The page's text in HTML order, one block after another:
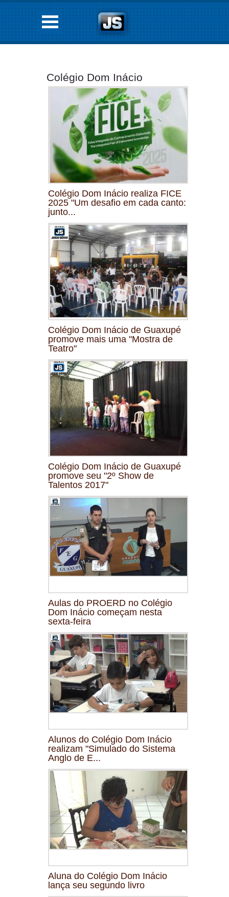
Colégio Dom Inácio
Colégio Dom Inácio realiza FICE
2025 "Um desafio em cada canto:
junto...
Colégio Dom Inácio de Guaxupé
promove mais uma "Mostra de
Teatro"
Colégio Dom Inácio de Guaxupé
promove seu "2º Show de
Talentos 2017"
Aulas do PROERD no Colégio
Dom Inácio começam nesta
sexta-feira
Alunos do Colégio Dom Inácio
realizam "Simulado do Sistema
Anglo de E...
Aluna do Colégio Dom Inácio
lança seu segundo livro